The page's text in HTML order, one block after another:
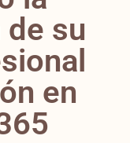
su
en